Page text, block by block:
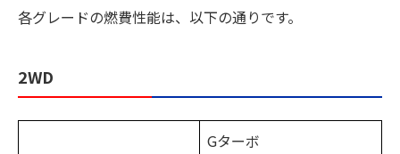
各グレードの燃費性能は、以下の通りです。
2WD
Gターボ